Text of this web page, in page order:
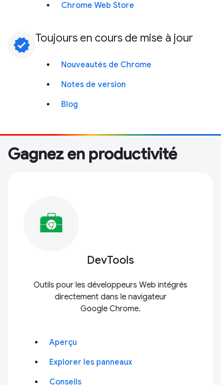
Chrome Web Store
verified Toujours en cours de mise à jour
Nouveautés de Chrome
Notes de version
Blog
Gagnez en productivité
DevTools
Outils pour les développeurs Web intégrés
directement dans le navigateur
Google Chrome.
Aperçu
Explorer les panneaux
Conseils